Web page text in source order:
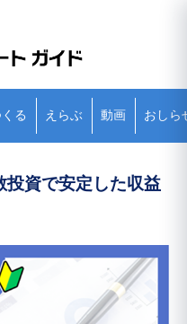
る えらぶ 動画 おしら
投資で安定した収益